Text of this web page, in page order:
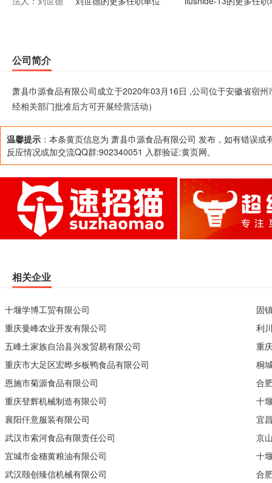
公司简介
萧县巾源食品有限公司成立于2020年03月16日 ,公司位于安徽省宿
经相关部门批准后方可开展经营活动）
温馨提示 ：本条黄页信息为 萧县巾源食品有限公司 发布，如有错误或
反应情况或加交流QQ群:902340051 入群验证:黄页网。
相关企业
十堰学博工贸有限公司
重庆曼峰农业开发有限公司
五峰土家族自治县兴发贸易有限公司
重庆市大足区宏晔乡板鸭食品有限公司
恩施市菊源食品有限公司
重庆登辉机械制造有限公司
襄阳仟意服装有限公司
武汉市索河食品有限责任公司
宜城市金穗黄粮油有限公司
武汉颐创臻信机械有限公司
固
利
重
桐
合
十
宜
京
十
合